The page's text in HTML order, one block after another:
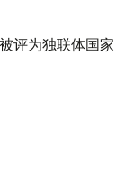
评为独联体国家